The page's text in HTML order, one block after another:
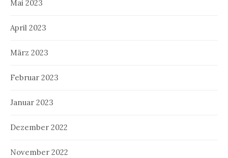
Mai 2023
April 2023
März 2023
Februar 2023
Januar 2023
Dezember 2022
November 2022